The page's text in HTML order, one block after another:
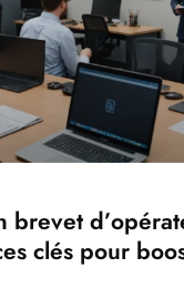
brevet
clés pour